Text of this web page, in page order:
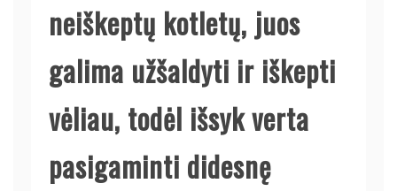
neiškeptų kotletų, juos
galima užšaldyti ir iškepti
vėliau, todėl išsyk verta
pasigaminti didesnę